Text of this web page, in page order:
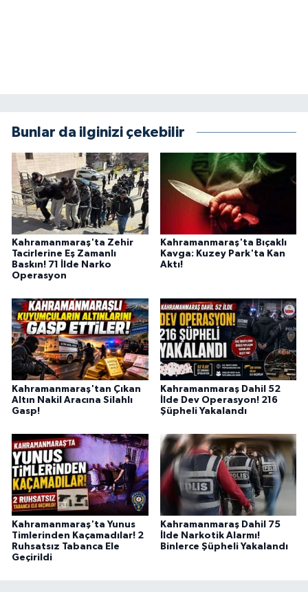
Bunlar da ilginizi çekebilir
Kahramanmaraş'ta Zehir
Tacirlerine Eş Zamanlı
Baskın! 71 İlde Narko
Operasyon
Kahramanmaraş'ta Bıçaklı
Kavga: Kuzey Park'ta Kan
Aktı!
Kahramanmaraş'tan Çıkan
Altın Nakil Aracına Silahlı
Gasp!
Kahramanmaraş Dahil 52
İlde Dev Operasyon! 216
Şüpheli Yakalandı
Kahramanmaraş'ta Yunus
Timlerinden Kaçamadılar! 2
Ruhsatsız Tabanca Ele
Geçirildi
Kahramanmaraş Dahil 75
İlde Narkotik Alarmı!
Binlerce Şüpheli Yakalandı
ÇEK GÖNDER
KİTAP
HEDEF2020
MİZAH
TARİH
Genel
YEREL
BÖLGEDEN
BİLİM TEKNOLOJİ